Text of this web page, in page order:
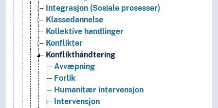
Integrasjon (Sosiale prosesser)
Klassedannelse
Kollektive handlinger
Konflikter
Konflikthåndtering
Avvæpning
Forlik
Humanitær intervensjon
Intervensjon